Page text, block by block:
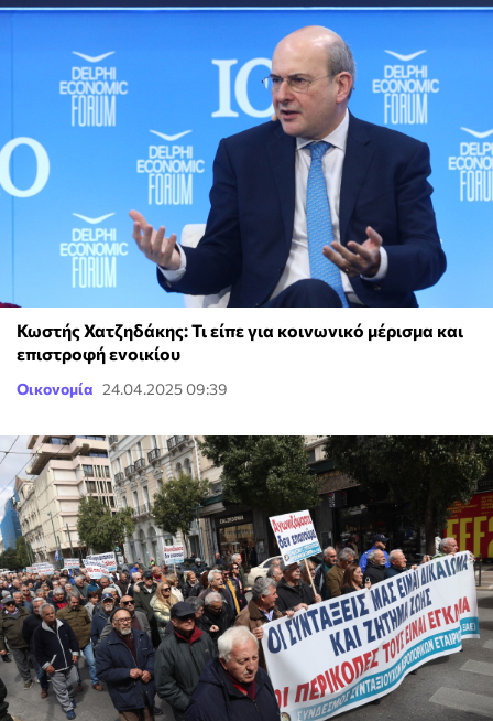
Κωστής Χατζηδάκης: Τι είπε για κοινωνικό μέρισμα και
επιστροφή ενοικίου
Οικονομία 24.04.2025 09:39